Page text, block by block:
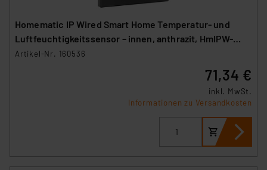
Homematic IP Wired Smart Home Temperatur- und
Luftfeuchtigkeitssensor – innen, anthrazit, HmIPW-
STH-A
Artikel-Nr. 160536
71,34 €
inkl. MwSt.
Informationen zu Versandkosten